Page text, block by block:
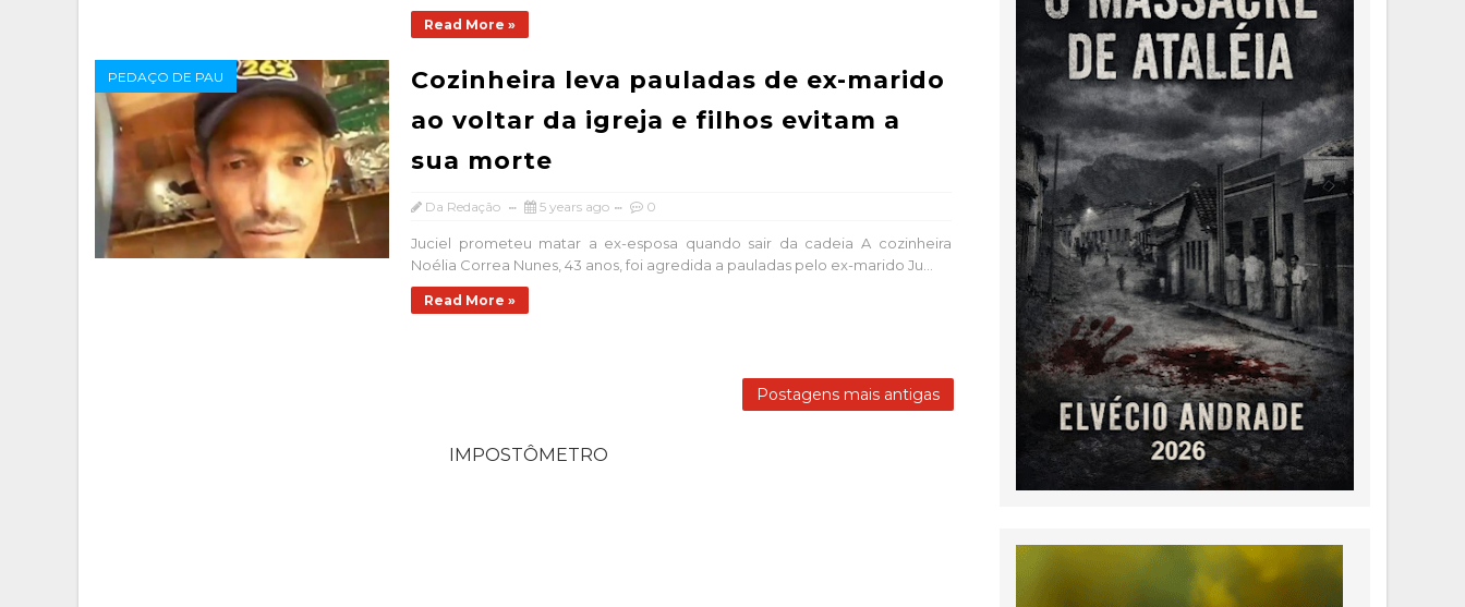
Read More »
PEDAÇO DE PAU
Cozinheira leva pauladas de ex-marido
ao voltar da igreja e filhos evitam a
sua morte
Da Redação 5 years ago 0
Juciel prometeu matar a ex-esposa quando sair da cadeia A cozinheira
Noélia Correa Nunes, 43 anos, foi agredida a pauladas pelo ex-marido Ju...
Read More »
Postagens mais antigas
IMPOSTÔMETRO